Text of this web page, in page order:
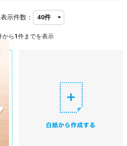
表示件数：
から 1 件までを表示